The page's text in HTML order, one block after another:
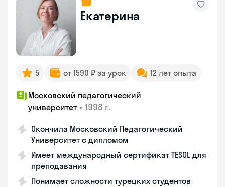
Екатерина
5 от 1590 ₽ за урок 12 лет опыта
Московский педагогический
университет • 1998 г.
Окончила Московский Педагогический
Университет с дипломом
Имеет международный сертификат TESOL для
преподавания
Понимает сложности турецких студентов